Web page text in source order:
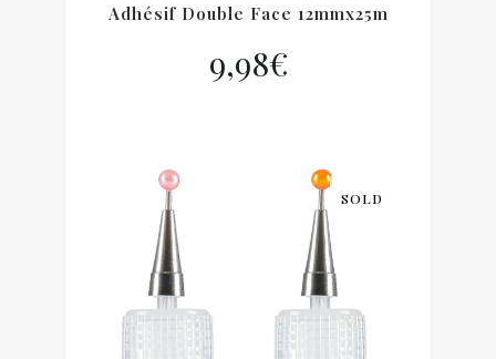
Adhésif Double Face 12mmx25m
9,98€
SOLD